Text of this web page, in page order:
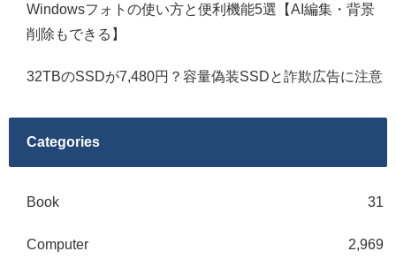
Windowsフォトの使い方と便利機能5選【AI編集・背景
削除もできる】
32TBのSSDが7,480円？容量偽装SSDと詐欺広告に注意
Categories
Book 31
Computer 2,969